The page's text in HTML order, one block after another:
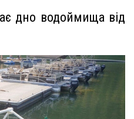
дно водоймища від